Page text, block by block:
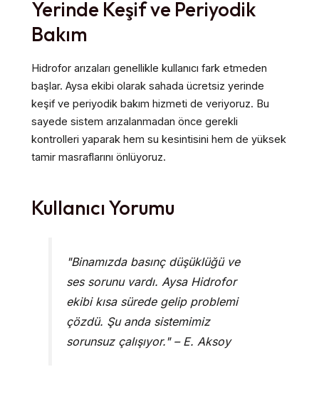
Yerinde Keşif ve Periyodik
Bakım
Hidrofor arızaları genellikle kullanıcı fark etmeden
başlar. Aysa ekibi olarak sahada ücretsiz yerinde
keşif ve periyodik bakım hizmeti de veriyoruz. Bu
sayede sistem arızalanmadan önce gerekli
kontrolleri yaparak hem su kesintisini hem de yüksek
tamir masraflarını önlüyoruz.
Kullanıcı Yorumu
"Binamızda basınç düşüklüğü ve
ses sorunu vardı. Aysa Hidrofor
ekibi kısa sürede gelip problemi
çözdü. Şu anda sistemimiz
sorunsuz çalışıyor." – E. Aksoy